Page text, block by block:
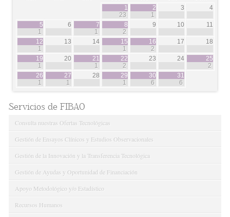
1
23
2
1
3 4
5
1
6
7
1
8
2
9 10 11
12
1
13 14
15
1
16
2
17 18
19
1
20
21
1
22
2
23 24
25
2
26
1
27
1
28
29
1
30
6
31
6
Servicios de FIBAO
Consulta nuestras Ofertas Tecnológicas
Gestión de Ensayos Clínicos y Estudios Observacionales
Gestión de la Innovación y la Transferencia Tecnológica
Gestión de Ayudas y Oportunidad de Financiación
Apoyo Metodológico y/o Estadístico
Recursos Humanos